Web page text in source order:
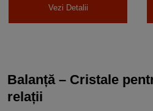
Vezi Detalii
Balanță – Cristale
relații